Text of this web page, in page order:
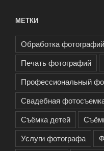
МЕТКИ
Обработка фотографий
Печать фотографий
Профессиональный
Свадебная
Съёмка детей
Услуги фотографа